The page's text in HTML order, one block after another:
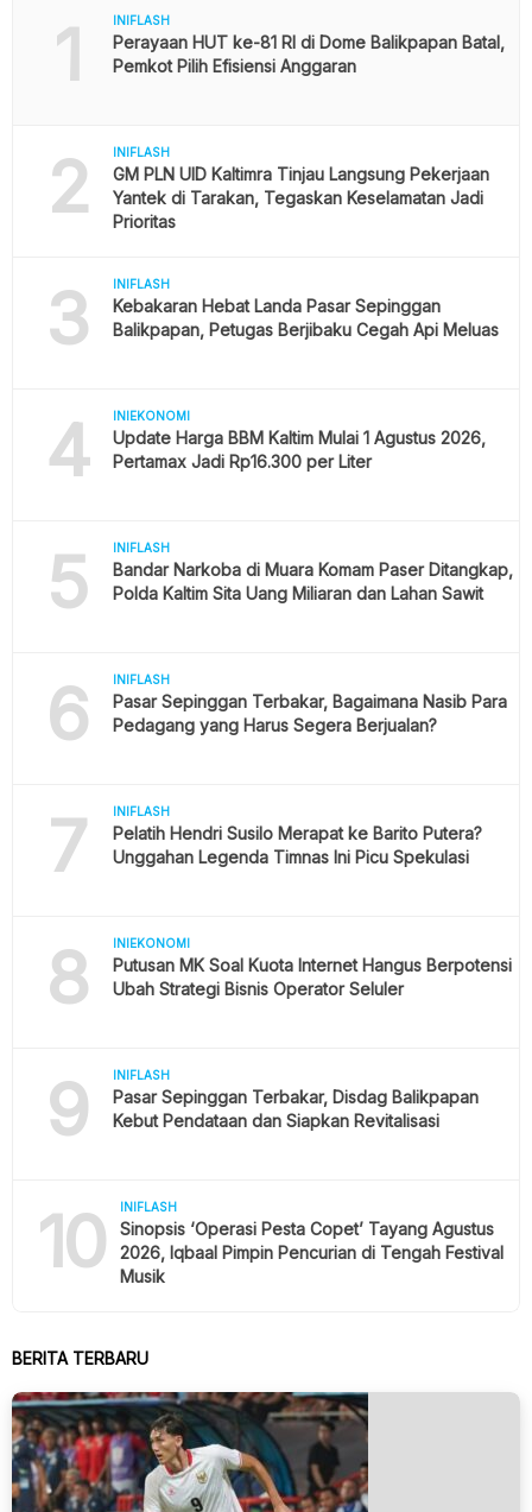
1 INIFLASH
Perayaan HUT ke-81 RI di Dome Balikpapan Batal,
Pemkot Pilih Efisiensi Anggaran
2 INIFLASH
GM PLN UID Kaltimra Tinjau Langsung Pekerjaan
Yantek di Tarakan, Tegaskan Keselamatan Jadi
Prioritas
3 INIFLASH
Kebakaran Hebat Landa Pasar Sepinggan
Balikpapan, Petugas Berjibaku Cegah Api Meluas
4 INIEKONOMI
Update Harga BBM Kaltim Mulai 1 Agustus 2026,
Pertamax Jadi Rp16.300 per Liter
5 INIFLASH
Bandar Narkoba di Muara Komam Paser Ditangkap,
Polda Kaltim Sita Uang Miliaran dan Lahan Sawit
6 INIFLASH
Pasar Sepinggan Terbakar, Bagaimana Nasib Para
Pedagang yang Harus Segera Berjualan?
7 INIFLASH
Pelatih Hendri Susilo Merapat ke Barito Putera?
Unggahan Legenda Timnas Ini Picu Spekulasi
8 INIEKONOMI
Putusan MK Soal Kuota Internet Hangus Berpotensi
Ubah Strategi Bisnis Operator Seluler
9 INIFLASH
Pasar Sepinggan Terbakar, Disdag Balikpapan
Kebut Pendataan dan Siapkan Revitalisasi
10 INIFLASH
Sinopsis ‘Operasi Pesta Copet’ Tayang Agustus
2026, Iqbaal Pimpin Pencurian di Tengah Festival
Musik
BERITA TERBARU